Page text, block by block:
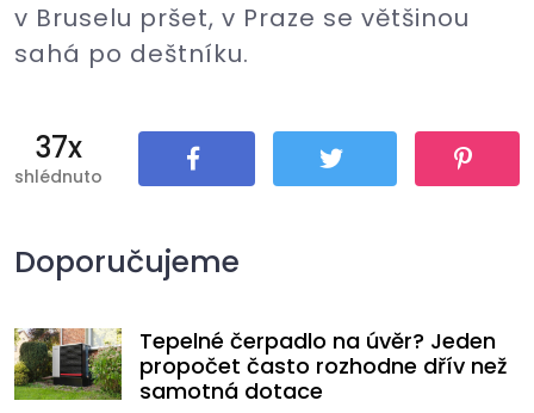
v Bruselu pršet, v Praze se většinou
sahá po deštníku.
37x
shlédnuto
Doporučujeme
Tepelné čerpadlo na úvěr? Jeden
propočet často rozhodne dřív než
samotná dotace